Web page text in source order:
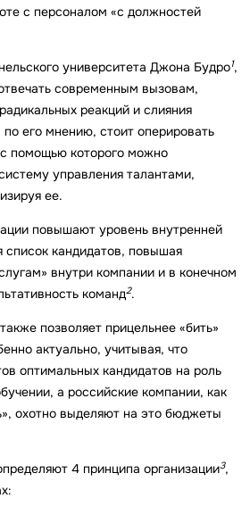
с персоналом «с должностей
университета Джона Будро1,
современным вызовам,
реакций и слияния
его мнению, стоит оперировать
помощью которого можно
управления талантами,
ее.
повышают уровень внутренней
список кандидатов, повышая
внутри компании и в конечном
команд2.
позволяет прицельнее «бить»
актуально, учитывая, что
оптимальных кандидатов на роль
а российские компании, как
охотно выделяют на это бюджеты
4 принципа организации3,